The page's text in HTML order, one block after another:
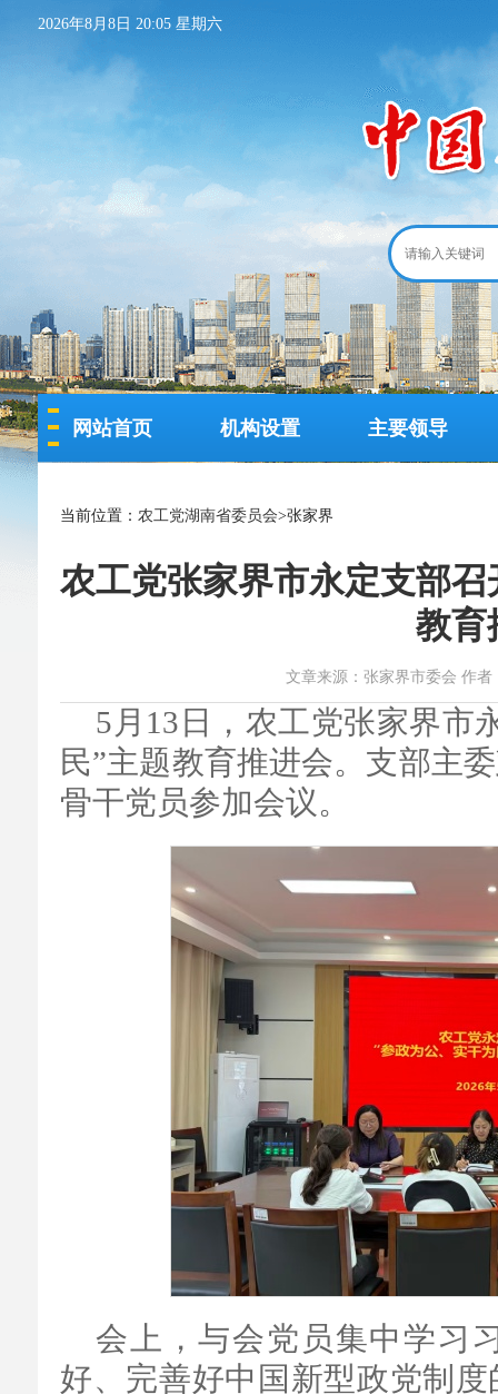
2026年8月8日 20:05 星期六
网站首页 机构设置 主要领导
当前位置： 农工党湖南省委员会>张家界
农工党张家界市永定支部
教育
文章来源：张家界市委会 作者
5月13日，农工党张家界市
民”主题教育推进会。支部主
骨干党员参加会议。
会上，与会党员集中学习
好、完善好中国新型政党制